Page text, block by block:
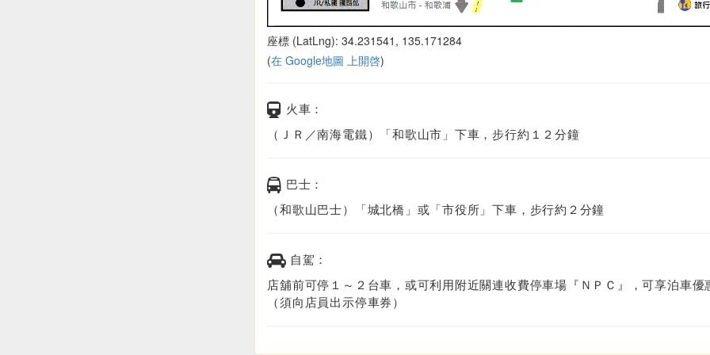
座標 (LatLng): 34.231541, 135.171284
(在 Google地圖 上開啓)
火車：
（ＪＲ／南海電鐵）「和歌山市」下車，步行約１２分鐘
巴士：
（和歌山巴士）「城北橋」或「市役所」下車，步行約２分鐘
自駕：
店舖前可停１～２台車，或可利用附近關連收費停車場『ＮＰＣ』，可享泊車優
（須向店員出示停車券）